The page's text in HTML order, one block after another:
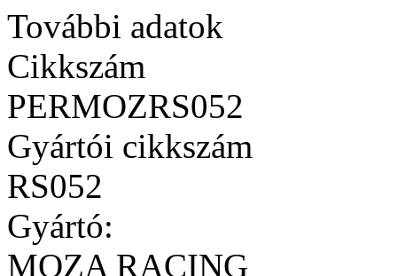
További adatok
Cikkszám
PERMOZRS052
Gyártói cikkszám
RS052
Gyártó:
MOZA RACING